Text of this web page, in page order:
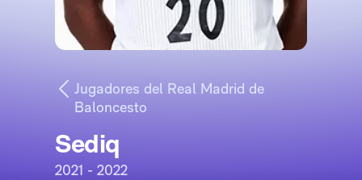
Jugadores del Real Madrid de
Baloncesto
Sediq
2021 - 2022